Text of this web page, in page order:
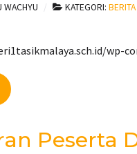
WACHYU KATEGORI: BERITA
wp-
Peserta